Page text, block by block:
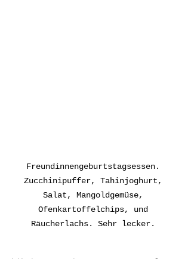
Freundinnengeburtstagsessen.
Zucchinipuffer, Tahinjoghurt,
Salat, Mangoldgemüse,
Ofenkartoffelchips, und
Räucherlachs. Sehr lecker.